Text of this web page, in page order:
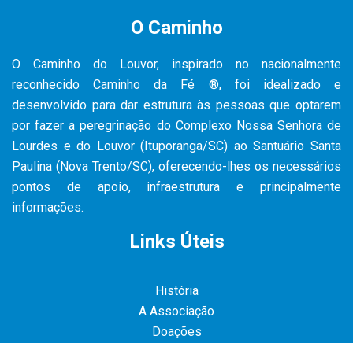
O Caminho
O Caminho do Louvor, inspirado no nacionalmente
reconhecido Caminho da Fé ®, foi idealizado e
desenvolvido para dar estrutura às pessoas que optarem
por fazer a peregrinação do Complexo Nossa Senhora de
Lourdes e do Louvor (Ituporanga/SC) ao Santuário Santa
Paulina (Nova Trento/SC), oferecendo-lhes os necessários
pontos de apoio, infraestrutura e principalmente
informações.
Links Úteis
História
A Associação
Doações